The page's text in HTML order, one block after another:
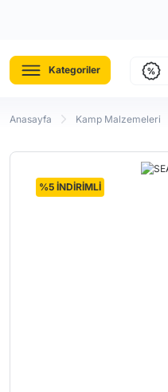
Kategoriler
Anasayfa Kamp Malzemeleri
%5 İNDİRİMLİ